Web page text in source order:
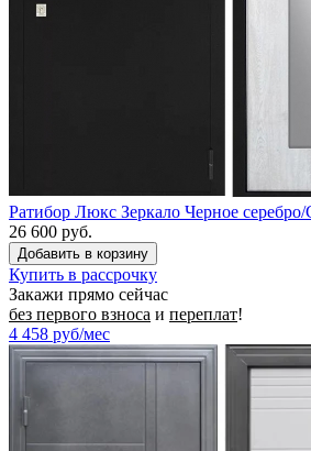
Ратибор Люкс Зеркало Черное серебро/
26 600 руб.
Купить в рассрочку
Закажи прямо сейчас
без первого взноса и переплат!
4 458 руб/мес